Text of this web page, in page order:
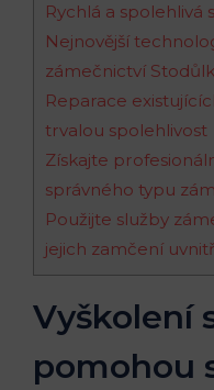
Rychlá a spolehlivá
Nejnovější
zámečnictví
Reparace
trvalou spolehlivost
Získajte
správného typu
Použijte služby
jejich zamčení
Vyškolení
pomohou